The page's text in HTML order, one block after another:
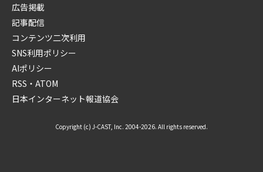
広告掲載
記事配信
コンテンツ二次利用
SNS利用ポリシー
AIポリシー
RSS・ATOM
日本インターネット報道協会
Copyright (c) J-CAST, Inc. 2004-2026. All rights reserved.